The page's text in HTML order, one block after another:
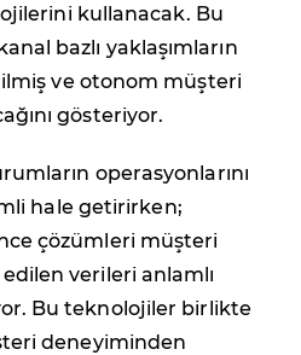
kullanacak. Bu
bazlı yaklaşımların
ve otonom müşteri
gösteriyor.
operasyonlarını
hale getirirken;
çözümleri müşteri
verileri anlamlı
Bu teknolojiler birlikte
deneyiminden